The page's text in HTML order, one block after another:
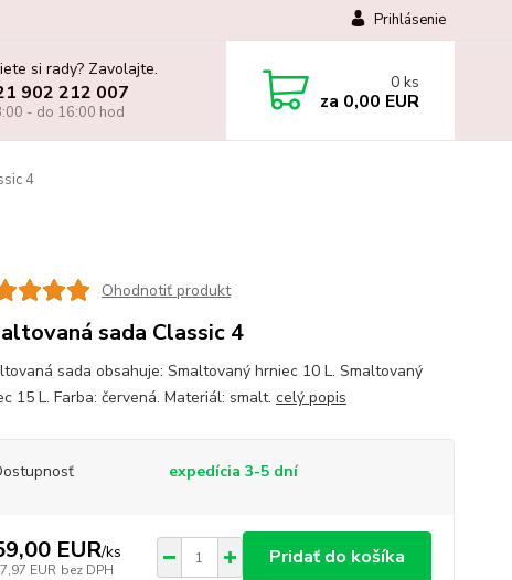
Prihlásenie
si rady? Zavolajte.
902 212 007
- do 16:00 hod
0 ks
za 0,00 EUR
4
Ohodnotiť produkt
sada Classic 4
sada obsahuje: Smaltovaný hrniec 10 L. Smaltovaný
15 L. Farba: červená. Materiál: smalt. celý popis
expedícia 3-5 dní
EUR/ks
EUR bez DPH
Pridať do košíka